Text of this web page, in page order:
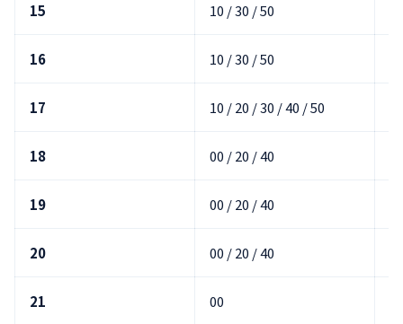
15 10 / 30 / 50
16 10 / 30 / 50
17 10 / 20 / 30 / 40 / 50
18 00 / 20 / 40
19 00 / 20 / 40
20 00 / 20 / 40
21 00